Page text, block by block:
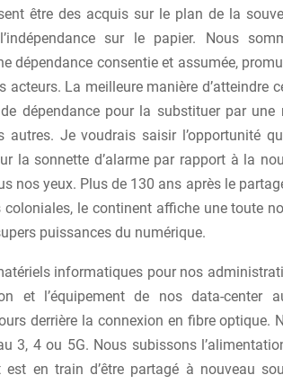
être des acquis sur le plan de la
sur le papier. Nous
dépendance consentie et assumée,
La meilleure manière d’atteindre
dépendance pour la substituer par une
autres. Je voudrais saisir l’opportunité
la sonnette d’alarme par rapport à la
nos yeux. Plus de 130 ans après le
coloniales, le continent affiche une toute
puissances du numérique.
informatiques pour nos
et l’équipement de nos data-center
derrière la connexion en fibre optique.
3, 4 ou 5G. Nous subissons
en train d’être partagé à nouveau